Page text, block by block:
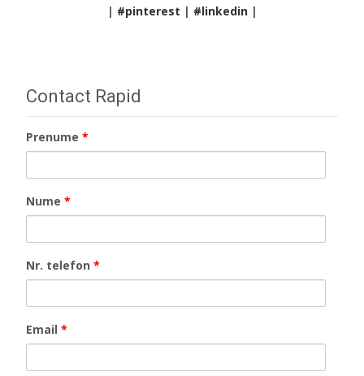
| #pinterest | #linkedin|
Contact Rapid
Prenume *
Nume *
Nr. telefon *
Email *